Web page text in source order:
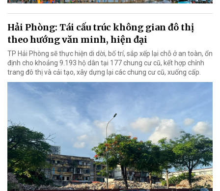
Hải Phòng: Tái cấu trúc không gian đô thị
theo hướng văn minh, hiện đại
TP Hải Phòng sẽ thực hiện di dời, bố trí, sắp xếp lại chỗ ở an toàn, ổn
định cho khoảng 9.193 hộ dân tại 177 chung cư cũ, kết hợp chỉnh
trang đô thị và cải tạo, xây dựng lại các chung cư cũ, xuống cấp.